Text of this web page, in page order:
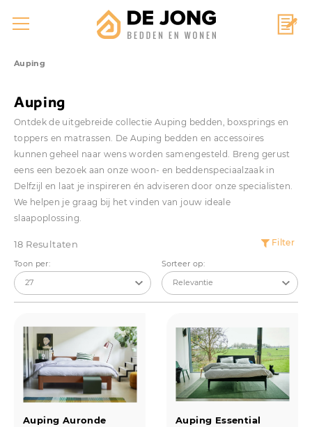
Auping
Auping
Ontdek de uitgebreide collectie Auping bedden, boxsprings en
toppers en matrassen. De Auping bedden en accessoires
kunnen geheel naar wens worden samengesteld. Breng gerust
eens een bezoek aan onze woon- en beddenspeciaalzaak in
Delfzijl en laat je inspireren én adviseren door onze specialisten.
We helpen je graag bij het vinden van jouw ideale
slaapoplossing.
18 Resultaten Filter
Toon per: Sorteer op:
Auping Auronde Auping Essential